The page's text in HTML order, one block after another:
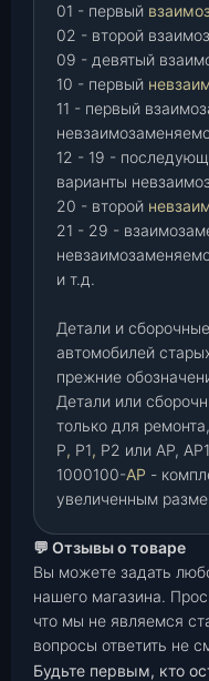
01 - первый
02 - второй
09 - девятый
10 - первый
11 - первый
12 - 19 -
варианты
20 - второй
21 - 29 -
и т.д.
Детали и
автомобилей
прежние
Детали или
только для
Р, Р1, Р2 или АР,
1000100-АР -
увеличенным
💬 Отзывы о товаре
Вы можете задать
нашего магазина.
что мы не являемся
вопросы ответить не
Будьте первым, кто